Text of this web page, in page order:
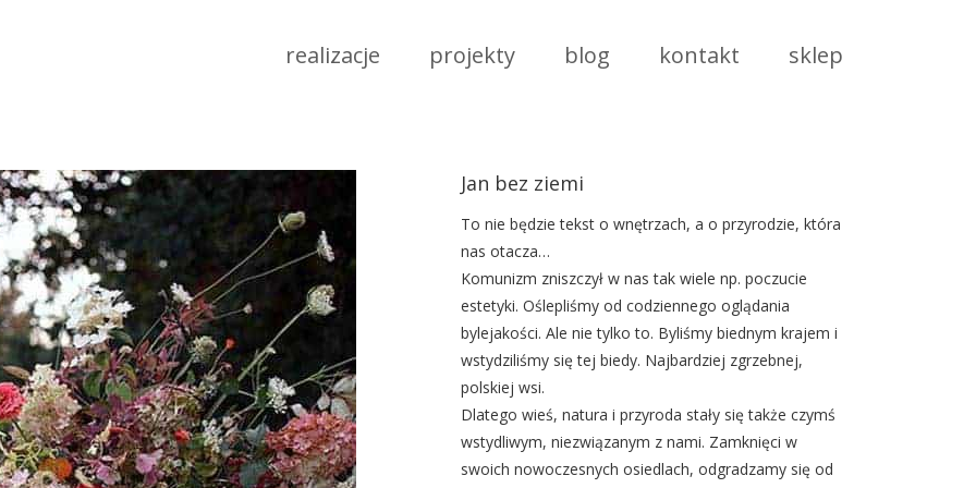
realizacje projekty blog kontakt sklep
Jan bez ziemi
To nie będzie tekst o wnętrzach, a o przyrodzie, która
nas otacza…
Komunizm zniszczył w nas tak wiele np. poczucie
estetyki. Oślepliśmy od codziennego oglądania
bylejakości. Ale nie tylko to. Byliśmy biednym krajem i
wstydziliśmy się tej biedy. Najbardziej zgrzebnej,
polskiej wsi.
Dlatego wieś, natura i przyroda stały się także czymś
wstydliwym, niezwiązanym z nami. Zamknięci w
swoich nowoczesnych osiedlach, odgradzamy się od